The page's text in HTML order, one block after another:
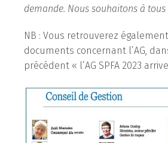
demande. Nous souhaitons à tous
NB : Vous retrouverez
documents concernant l’AG,
précédent « l’AG SPFA 2023